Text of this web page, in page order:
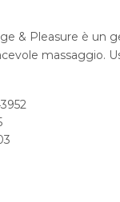
& Pleasure è un
massaggio.